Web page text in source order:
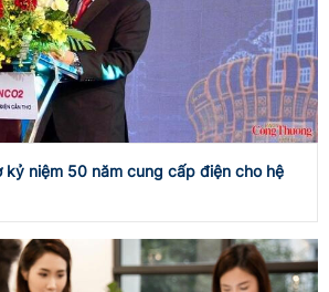
kỷ niệm 50 năm cung cấp điện cho hệ